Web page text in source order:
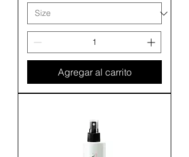
Agregar al carrito